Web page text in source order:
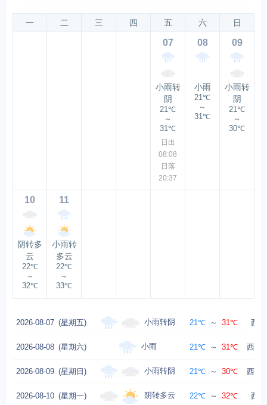
一 二 三 四 五 六 日
07
小雨转
阴
21℃
～
31℃
日出
08:08
日落
20:37
08
小雨
21℃
～
31℃
09
小雨转
阴
21℃
～
30℃
10
阴转多
云
22℃
～
32℃
11
小雨转
多云
22℃
～
33℃
2026-08-07 (星期五) 小雨转阴 21℃ ～ 31℃ 西
2026-08-08 (星期六) 小雨 21℃ ～ 31℃ 西北
2026-08-09 (星期日) 小雨转阴 21℃ ～ 30℃ 西北
2026-08-10 (星期一) 阴转多云 22℃ ～ 32℃ 西